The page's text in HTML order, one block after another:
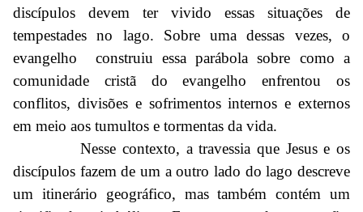
discípulos devem ter vivido essas situações de
tempestades no lago. Sobre uma dessas vezes, o
evangelho construiu essa parábola sobre como a
comunidade cristã do evangelho enfrentou os
conflitos, divisões e sofrimentos internos e externos
em meio aos tumultos e tormentas da vida.
Nesse contexto, a travessia que Jesus e os
discípulos fazem de um a outro lado do lago descreve
um itinerário geográfico, mas também contém um